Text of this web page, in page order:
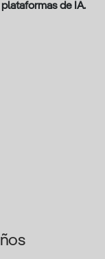
de IA.